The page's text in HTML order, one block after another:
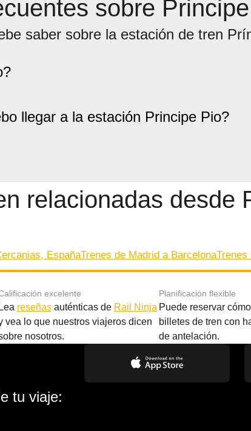
sobre
saber sobre la estación de tren
llegar a la estación Principe Pio?
relacionadas desde
EspañaTrenes de Madrid a BarcelonaTrenes
excelente
Lea reseñasauténticas de Rail Ninja
vea lo que nuestros viajeros dicen
nosotros.
Planificación flexible
Puede reservar
billetes de tren con
de antelación.
tu viaje: